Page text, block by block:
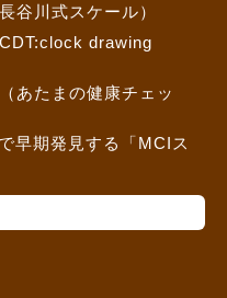
谷川式スケール）
drawing
あたまの健康チェッ
早期発見する「MCIス